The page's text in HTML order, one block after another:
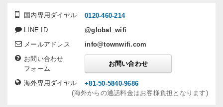
国内専用ダイヤル
0120-460-214
LINE ID
@global_wifi
メールアドレス
info@townwifi.com
お問い合わせ
フォーム
お問い合わせ
海外専用ダイヤル
+81-50-5840-9686
(海外からの通話料金はお客様負担となります)